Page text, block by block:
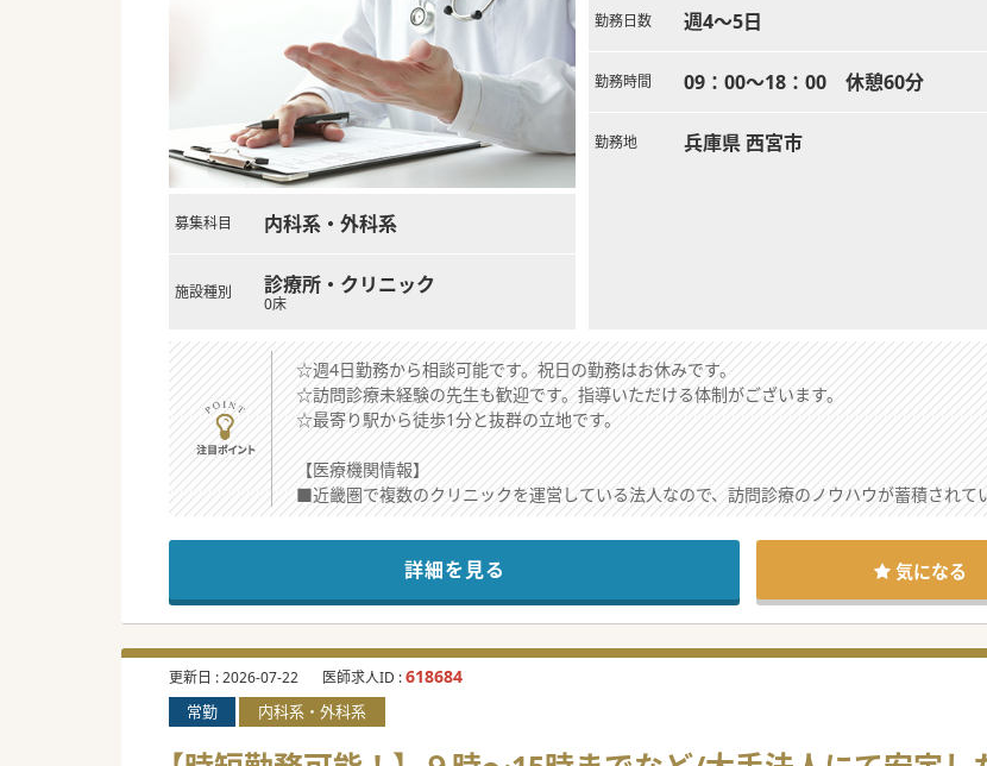
募集科目 内科系・外科系
施設種別 診療所・クリニック
0床
勤務日数 週4～5日
勤務時間 09：00～18：00 休憩60分
勤務地 兵庫県 西宮市
☆週4日勤務から相談可能です。祝日の勤務はお休みです。
☆訪問診療未経験の先生も歓迎です。指導いただける体制がございます。
☆最寄り駅から徒歩1分と抜群の立地です。
【医療機関情報】
■近畿圏で複数のクリニックを運営している法人なので、訪問診療のノウハウが蓄積されて
■近隣は急性期病院が多いエリアで交通アクセスも良いため患者急変時の送り先には困りま
■医療・介護を広く提供する事で法人全体で黒字化ができているので、経営が安定している
【業務内容】
■訪問エリアは「西宮市」を中心に「芦屋市」「宝塚市」「尼崎市」「神戸市」等が多いで
■訪問時はドライバー又は看護師が同行します。施設にも看護師がいるので状態の安定した
■オンコールについては常勤医師で週ごとにシフト制を組んでいますが事情のある先生はご
【職場環境と雰囲気】
詳細を見る 気になる
更新日 :2026-07-22 医師求人ID :618684
常勤 内科系・外科系